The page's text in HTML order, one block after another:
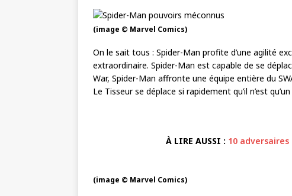
(image © Marvel Comics)
On le sait tous : Spider-Man profite d’une agilité
extraordinaire. Spider-Man est capable de se
War, Spider-Man affronte une équipe entière du
Le Tisseur se déplace si rapidement qu’il n’est
À LIRE AUSSI : 10
(image © Marvel Comics)